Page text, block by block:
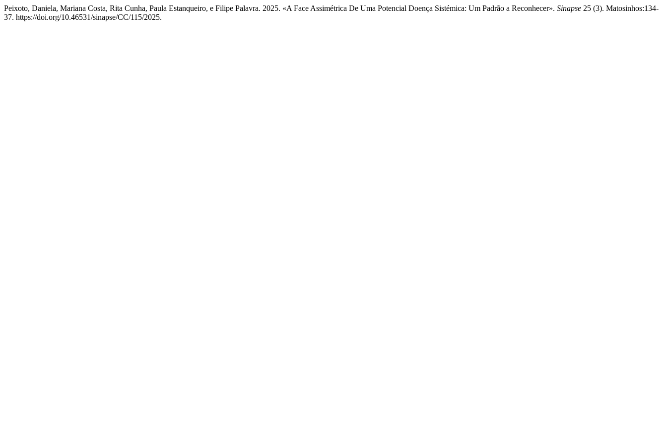
Peixoto, Daniela, Mariana Costa, Rita Cunha, Paula Estanqueiro, e Filipe Palavra. 2025. «A Face Assimétrica De Uma Potencial Doença Sistémica: Um Padrão a Reconhecer». Sinapse 25 (3). Matosinhos:134-
37. https://doi.org/10.46531/sinapse/CC/115/2025.